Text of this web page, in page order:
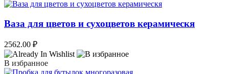
Ваза для цветов и сухоцветов керамическя
2562.00 ₽
В избранное